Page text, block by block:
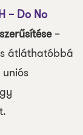
– Do No
–
átláthatóbbá